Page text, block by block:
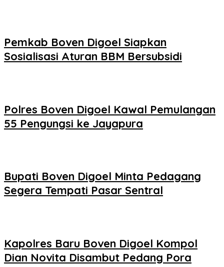
Pemkab Boven Digoel Siapkan
Sosialisasi Aturan BBM Bersubsidi
Polres Boven Digoel Kawal Pemulangan
55 Pengungsi ke Jayapura
Bupati Boven Digoel Minta Pedagang
Segera Tempati Pasar Sentral
Kapolres Baru Boven Digoel Kompol
Dian Novita Disambut Pedang Pora